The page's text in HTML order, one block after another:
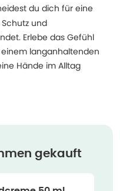
du dich für eine
und
Erlebe das Gefühl
langanhaltenden
Hände im Alltag
gekauft